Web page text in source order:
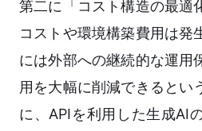
第二に「コスト構造の最適
コストや環境構築費用は発
には外部への継続的な運用
用を大幅に削減できるとい
に、APIを利用した生成AI